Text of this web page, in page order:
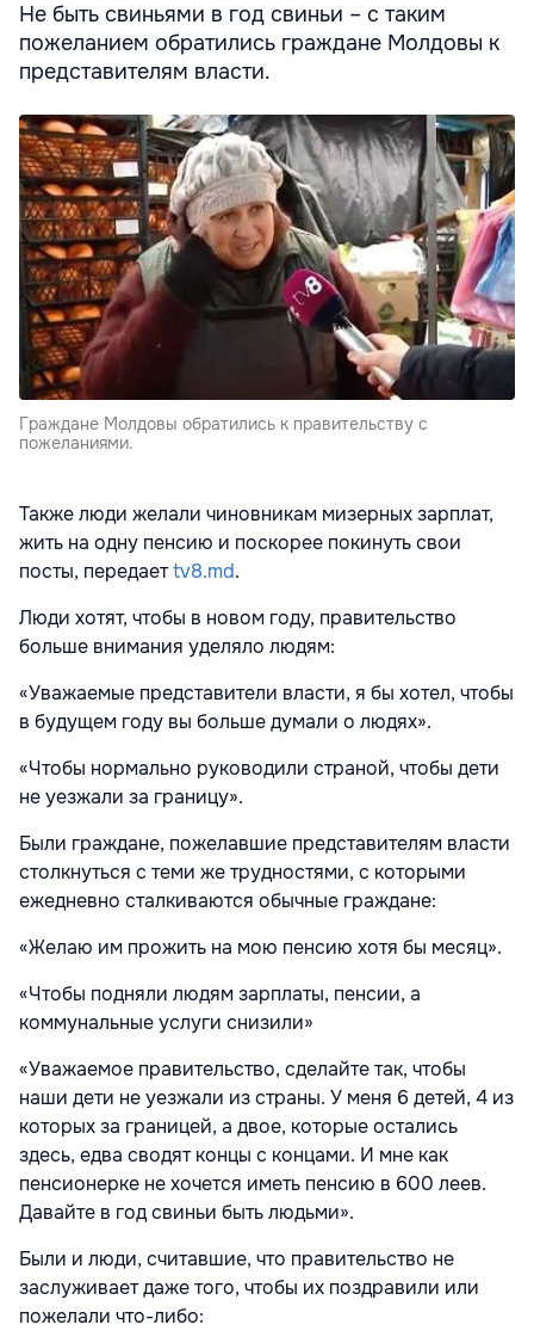
Не быть свиньями в год свиньи – с таким
пожеланием обратились граждане Молдовы к
представителям власти.
Граждане Молдовы обратились к правительству с
пожеланиями.
Также люди желали чиновникам мизерных зарплат,
жить на одну пенсию и поскорее покинуть свои
посты, передаетtv8.md.
Люди хотят, чтобы в новом году, правительство
больше внимания уделяло людям:
«Уважаемые представители власти, я бы хотел, чтобы
в будущем году вы больше думали о людях».
«Чтобы нормально руководили страной, чтобы дети
не уезжали за границу».
Были граждане, пожелавшие представителям власти
столкнуться с теми же трудностями, с которыми
ежедневно сталкиваются обычные граждане:
«Желаю им прожить на мою пенсию хотя бы месяц».
«Чтобы подняли людям зарплаты, пенсии, а
коммунальные услуги снизили»
«Уважаемое правительство, сделайте так, чтобы
наши дети не уезжали из страны. У меня 6 детей, 4 из
которых за границей, а двое, которые остались
здесь, едва сводят концы с концами. И мне как
пенсионерке не хочется иметь пенсию в 600 леев.
Давайте в год свиньи быть людьми».
Были и люди, считавшие, что правительство не
заслуживает даже того, чтобы их поздравили или
пожелали что-либо: